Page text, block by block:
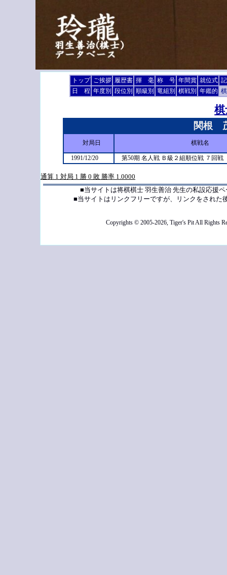
トップ ご挨拶 履歴書 揮 毫 称 号 年間賞 就位式
日 程 年度別 段位別 順級別 竜組別 棋戦別 年鑑的
関根
対局日 棋戦名
1991/12/20 第50期 名人戦 Ｂ級２組順位戦 ７回戦
通算 1 対局 1 勝 0 敗 勝率 1.0000
■当サイトは将棋棋士 羽生善治 先生の私設応援
■当サイトはリンクフリーですが、リンクをされた
Copyrights © 2005-2026, Tiger's Pit All Rights